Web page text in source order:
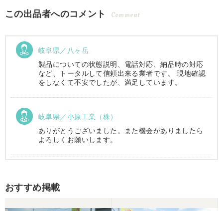
この出品者へのコメント Comment
岐阜県／八ヶ岳
製品についての状態説明、電話対応、納品時の対応
など、トータルして信頼出来る業者です。 現地確認
をしなくて不安でしたが、満足しています。
岐阜県／小原工業（株）
ありがとうございました。また機会がありましたら
よろしくお願いします。
西川さま。電話対応から自社納車まで丁寧で信頼で
きる方です。農機はまたこちらで購入したいです。
おすすめ掲載